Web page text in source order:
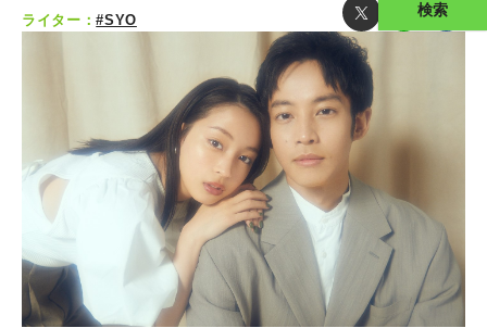
検索
ライター：#SYO